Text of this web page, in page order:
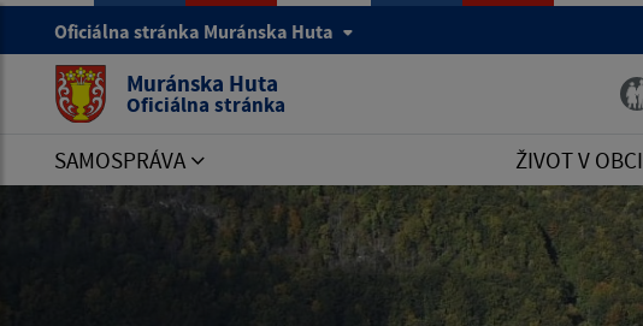
Oficiálna stránka Muránska Huta
Muránska Huta
Oficiálna stránka
SAMOSPRÁVA ŽIVOT V OBCI